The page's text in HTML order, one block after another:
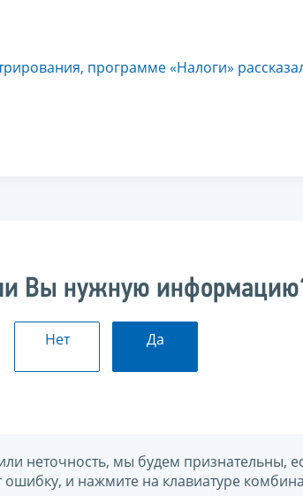
программе «Налоги»
Вы нужную
Нет Да
неточность, мы будем признательны,
и нажмите на клавиатуре